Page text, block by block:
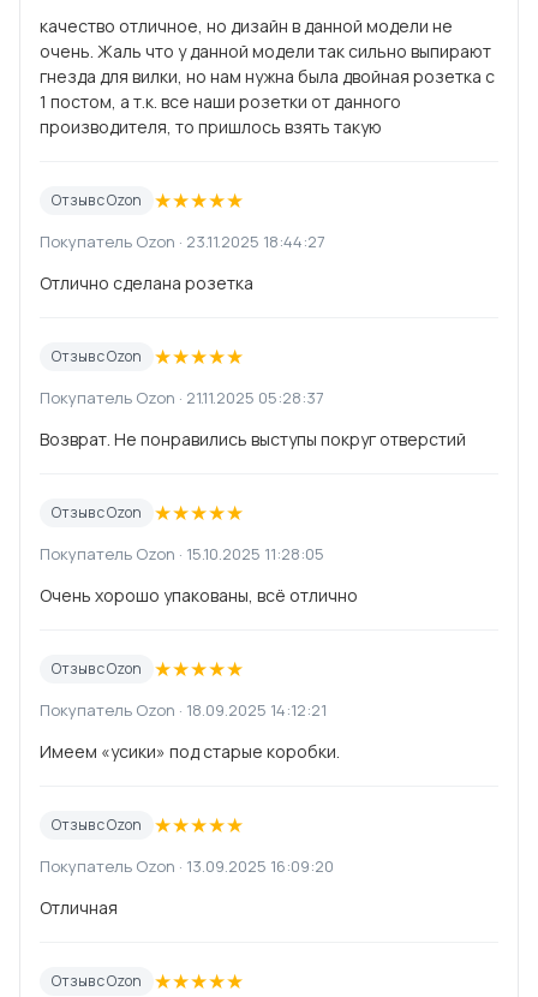
качество отличное, но дизайн в данной модели не
очень. Жаль что у данной модели так сильно выпирают
гнезда для вилки, но нам нужна была двойная розетка с
1 постом, а т.к. все наши розетки от данного
производителя, то пришлось взять такую
Отзыв с Ozon ★★★★★
Покупатель Ozon · 23.11.2025 18:44:27
Отлично сделана розетка
Отзыв с Ozon ★★★★★
Покупатель Ozon · 21.11.2025 05:28:37
Возврат. Не понравились выступы покруг отверстий
Отзыв с Ozon ★★★★★
Покупатель Ozon · 15.10.2025 11:28:05
Очень хорошо упакованы, всё отлично
Отзыв с Ozon ★★★★★
Покупатель Ozon · 18.09.2025 14:12:21
Имеем «усики» под старые коробки.
Отзыв с Ozon ★★★★★
Покупатель Ozon · 13.09.2025 16:09:20
Отличная
Отзыв с Ozon ★★★★★